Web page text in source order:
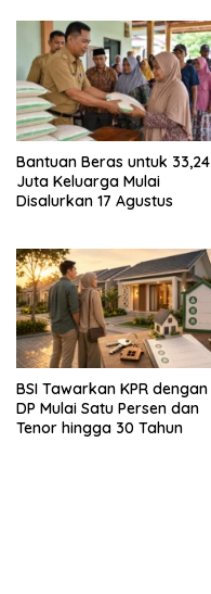
Bantuan Beras untuk 33,24
Juta Keluarga Mulai
Disalurkan 17 Agustus
BSI Tawarkan KPR dengan
DP Mulai Satu Persen dan
Tenor hingga 30 Tahun